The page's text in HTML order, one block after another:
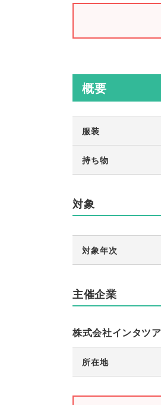
概要
服装
持ち物
対象
対象年次
主催企業
株式会社インタツ
所在地